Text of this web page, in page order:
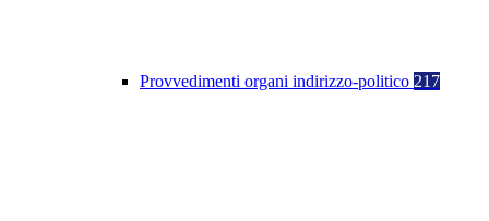
Provvedimenti organi indirizzo-politico 217